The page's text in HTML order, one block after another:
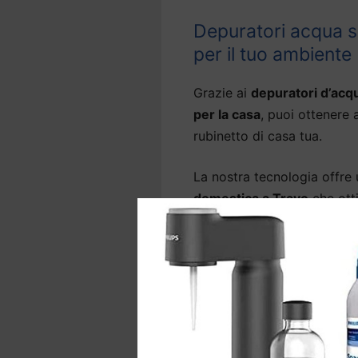
Depuratori acqua
per il tuo ambiente
Grazie ai depuratori
per la casa, puoi ottenere
rubinetto di casa tua.
La nostra tecnologia offre
domestica a Travoche
rubinetto, eliminando
grado anche di abbattere
La gamma comprende